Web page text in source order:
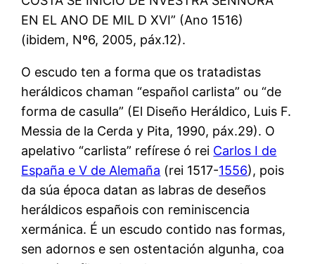
EN EL ANO DE MIL D XVI” (Ano 1516)
(ibidem, Nº6, 2005, páx.12).
O escudo ten a forma que os tratadistas
heráldicos chaman “español carlista” ou “de
forma de casulla” (El Diseño Heráldico, Luis F.
Messia de la Cerda y Pita, 1990, páx.29). O
apelativo “carlista” refírese ó rei Carlos I de
España e V de Alemaña (rei 1517-1556), pois
da súa época datan as labras de deseños
heráldicos españois con reminiscencia
xermánica. É un escudo contido nas formas,
sen adornos e sen ostentación algunha, coa